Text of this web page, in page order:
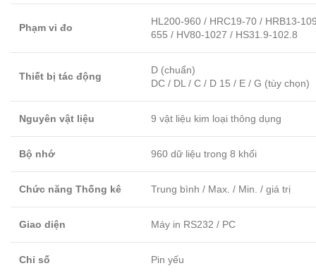
Phạm vi đo
HL200-960 / HRC19-70 / HRB13-
655 / HV80-1027 / HS31.9-102.8
Thiết bị tác động
D (chuẩn)
DC / DL / C / D 15 / E / G (tùy chọn)
Nguyên vật liệu 9 vật liệu kim loại thông dụng
Bộ nhớ 960 dữ liệu trong 8 khối
Chức năng Thống kê Trung bình / Max. / Min. / giá trị
Giao diện Máy in RS232 / PC
Chỉ số Pin yếu